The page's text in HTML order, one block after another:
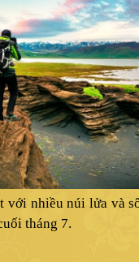
nhiều núi lửa và
tháng 7.